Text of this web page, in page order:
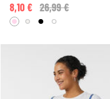
Price reduced from
26,99 €
8,10 €